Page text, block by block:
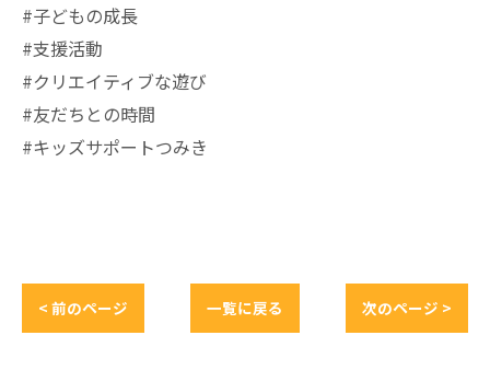
#子どもの成長
#支援活動
#クリエイティブな遊び
#友だちとの時間
#キッズサポートつみき
< 前のページ 一覧に戻る 次のページ >